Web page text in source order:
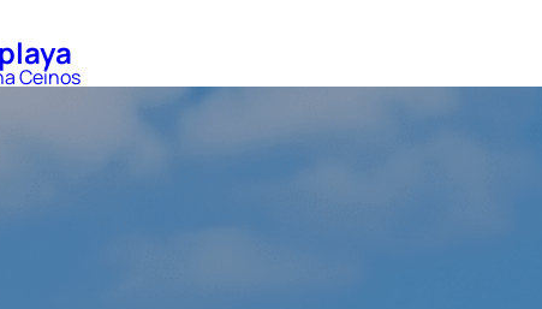
Ceinos